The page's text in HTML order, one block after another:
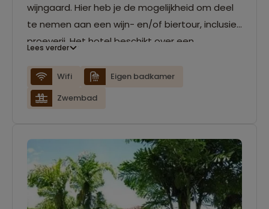
wijngaard. Hier heb je de mogelijkheid om deel
te nemen aan een wijn- en/of biertour, inclusief
proeverij. Het hotel beschikt over een
stijlvolle kamers zijn voorzien van
airconditioning, een balkon, gratis wifi en een
eigen badkamer.
Lees verder
Wifi
Eigen badkamer
Zwembad